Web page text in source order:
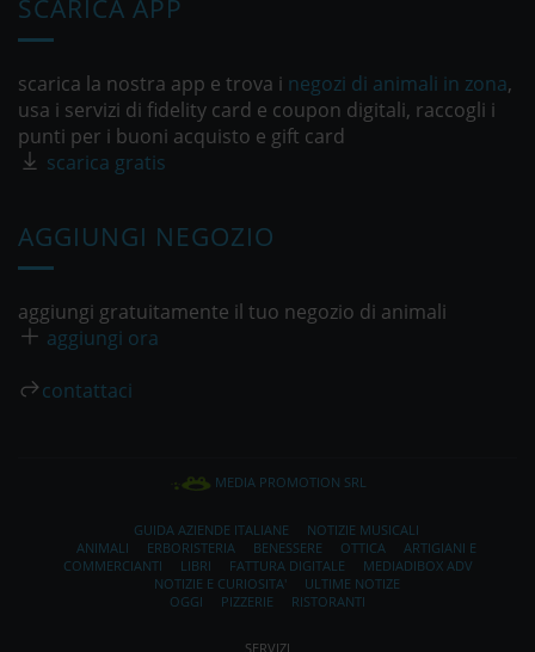
SCARICA APP
scarica la nostra app e trova i negozi di animali in zona,
usa i servizi di fidelity card e coupon digitali, raccogli i
punti per i buoni acquisto e gift card
scarica gratis
AGGIUNGI NEGOZIO
aggiungi gratuitamente il tuo negozio di animali
aggiungi ora
contattaci
MEDIA PROMOTION SRL
GUIDA AZIENDE ITALIANE
NOTIZIE MUSICALI
ANIMALI
ERBORISTERIA BENESSERE OTTICA
ARTIGIANI E
COMMERCIANTI
LIBRI FATTURA DIGITALE
MEDIADIBOX ADV
NOTIZIE E CURIOSITA'
ULTIME NOTIZE
OGGI
PIZZERIE RISTORANTI
SERVIZI